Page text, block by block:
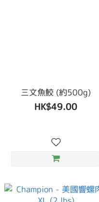
三文魚鮫 (約500g)
HK$49.00